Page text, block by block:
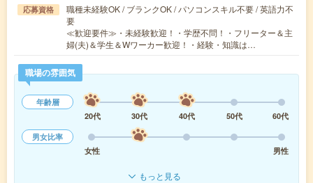
応募資格
職種未経験OK / ブランクOK / パソコンスキル不要 / 英語力不
要
≪歓迎要件≫・未経験歓迎！・学歴不問！・フリーター＆主
婦(夫)＆学生＆Wワーカー歓迎！・経験・知識は…
職場の雰囲気
年齢層
20代
30代 40代 50代
60代
男女比率
女性
男性
もっと見る